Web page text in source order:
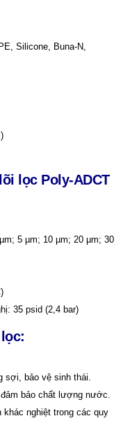
Silicone, Buna-N,
lọc Poly-ADCT
5 µm; 10 µm; 20 µm; 30
35 psid (2,4 bar)
sợi, bảo vệ sinh thái.
bảo chất lượng nước.
nghiệt trong các quy